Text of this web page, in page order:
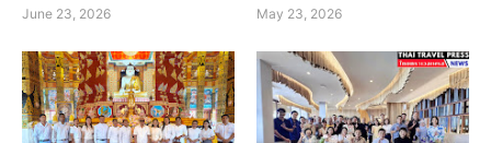
June 23, 2026 May 23, 2026